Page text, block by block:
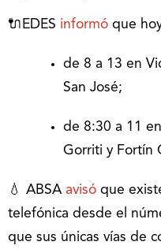
🔌EDES informó que
de 8 a 13 en
San José;
de 8:30 a 11
Gorriti y Fortín
💧 ABSA avisó que
telefónica desde el
que sus únicas vías de